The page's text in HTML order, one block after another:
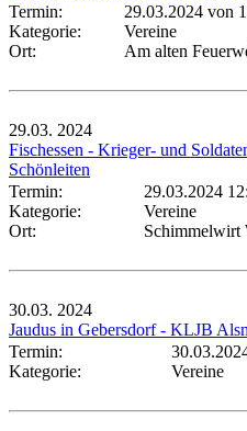
Termin:
29.03.2024 von
Kategorie:
Vereine
Ort:
Am alten
29.03. 2024
Fischessen - Krieger- und
Schönleiten
Termin:
29.03.2024
Kategorie:
Vereine
Ort:
Schimmelwirt
30.03. 2024
Jaudus in Gebersdorf - KLJB
Termin:
Kategorie:
Vereine